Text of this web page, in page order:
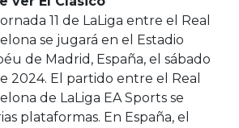
11 de LaLiga entre el Real
se jugará en el Estadio
de Madrid, España, el sábado
2024. El partido entre el Real
de LaLiga EA Sports se
plataformas. En España, el